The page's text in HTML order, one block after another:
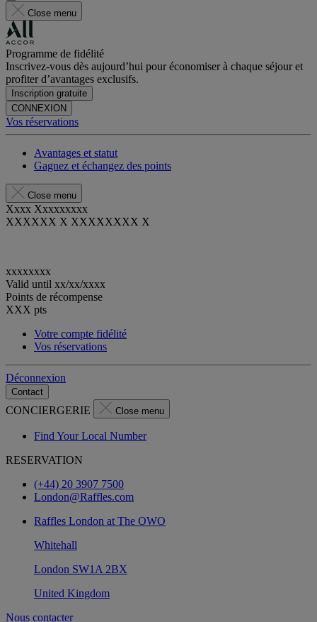
Close menu
Programme de fidélité
Inscrivez-vous dès aujourd’hui pour économiser à chaque séjour et
profiter d’avantages exclusifs.
Inscription gratuite
CONNEXION
Vos réservations
Avantages et statut
Gagnez et échangez des points
Close menu
Xxxx Xxxxxxxxx
XXXXXX X XXXXXXXX X
xxxxxxxx
Valid until xx/xx/xxxx
Points de récompense
XXX pts
Votre compte fidélité
Vos réservations
Déconnexion
Contact
CONCIERGERIE Close menu
Find Your Local Number
RESERVATION
(+44) 20 3907 7500
London@Raffles.com
Raffles London at The OWO
Whitehall
London SW1A 2BX
United Kingdom
Nous contacter